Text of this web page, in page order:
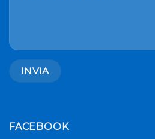
FACEBOOK